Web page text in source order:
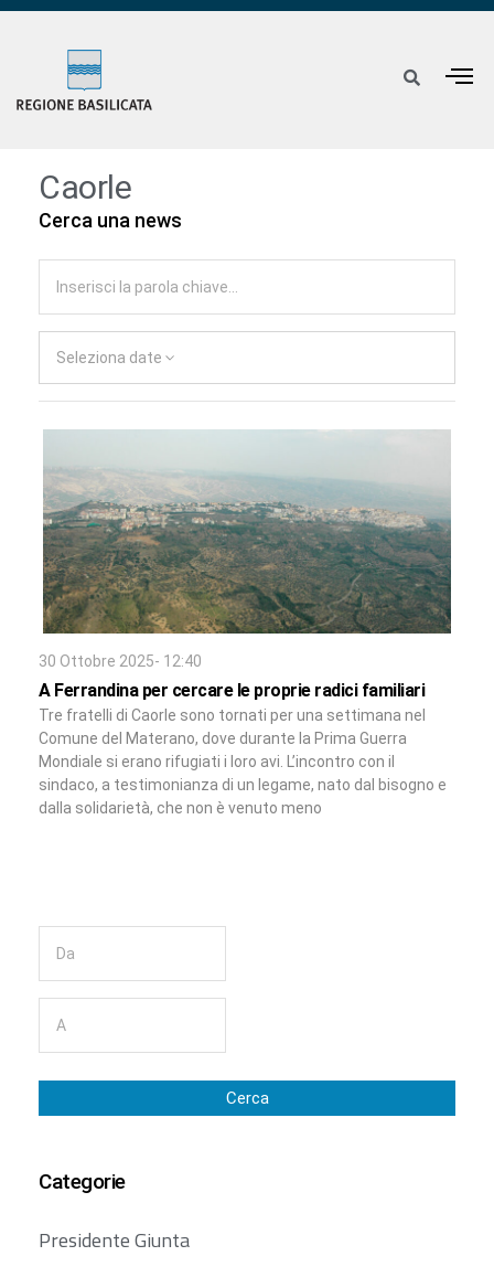
Caorle
Cerca una news
Seleziona date
30 Ottobre 2025- 12:40
A Ferrandina per cercare le proprie radici familiari
Tre fratelli di Caorle sono tornati per una settimana nel
Comune del Materano, dove durante la Prima Guerra
Mondiale si erano rifugiati i loro avi. L’incontro con il
sindaco, a testimonianza di un legame, nato dal bisogno e
dalla solidarietà, che non è venuto meno
Cerca
Categorie
Presidente Giunta